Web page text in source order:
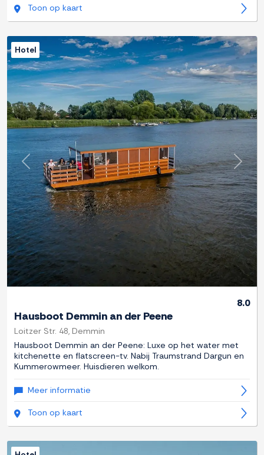
Toon op kaart
Previous Next
Hotel
8.0
Hausboot Demmin an der Peene
Loitzer Str. 48, Demmin
Hausboot Demmin an der Peene: Luxe op het water met
kitchenette en flatscreen-tv. Nabij Traumstrand Dargun en
Kummerowmeer. Huisdieren welkom.
Meer informatie
Toon op kaart